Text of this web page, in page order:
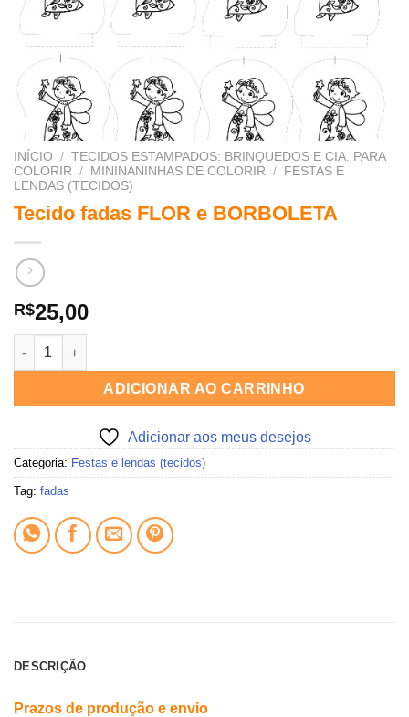
INÍCIO / TECIDOS ESTAMPADOS: BRINQUEDOS E CIA. PARA
COLORIR
/ MININANINHAS DE COLORIR /
FESTAS E
LENDAS (TECIDOS)
Tecido fadas FLOR e BORBOLETA
R$25,00
Tecido fadas FLOR e BORBOLETA quantidade
ADICIONAR AO CARRINHO
Adicionar aos meus desejos
Categoria: Festas e lendas (tecidos)
Tag: fadas
DESCRIÇÃO
Prazos de produção e envio